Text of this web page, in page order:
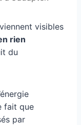
visibles
rien
du
fait que
par